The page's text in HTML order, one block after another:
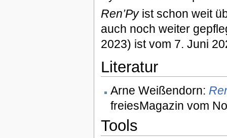
Ren’Pyist schon weit
auch noch weiter
2023) ist vom 7. Juni
Literatur
Arne Weißendorn:
freiesMagazin vom
Tools